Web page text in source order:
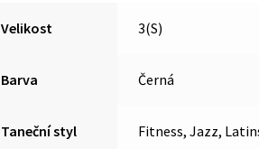
Velikost 3(S)
Barva Černá
Taneční styl Fitness, Jazz,